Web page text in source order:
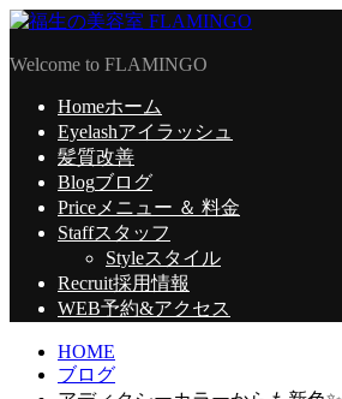
Welcome to FLAMINGO
Homeホーム
Eyelashアイラッシュ
髪質改善
Blogブログ
Price メニュー ＆ 料金
Staffスタッフ
Styleスタイル
Recruit採用情報
WEB予約&アクセス
HOME
ブログ